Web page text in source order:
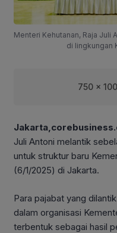
Menteri Kehutanan, Raja Juli
di lingkungan
750 x 100
Juli Antoni melantik
untuk struktur baru
(6/1/2025) di Jakarta.
Para pajabat yang
dalam organisasi
terbentuk sebagai hasil